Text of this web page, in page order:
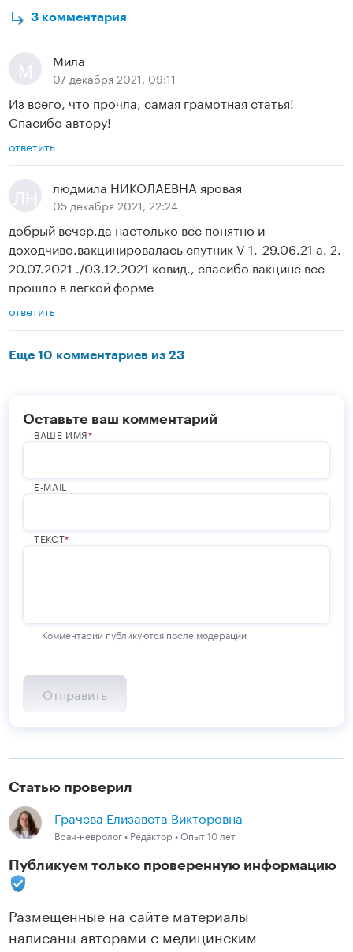
3 комментария
Мила
07 декабря 2021, 09:11
Из всего, что прочла, самая грамотная статья!
Спасибо автору!
ответить
людмила НИКОЛАЕВНА яровая
05 декабря 2021, 22:24
добрый вечер.да настолько все понятно и
доходчиво.вакцинировалась спутник V 1.-29.06.21 а. 2.
20.07.2021 ./03.12.2021 ковид., спасибо вакцине все
прошло в легкой форме
ответить
Еще 10 комментариев из 23
Оставьте ваш комментарий
ВАШЕ ИМЯ
E-MAIL
ТЕКСТ
Комментарии публикуются после модерации
Статью проверил
Грачева Елизавета Викторовна
Врач-невролог • Редактор • Опыт 10 лет
Публикуем только проверенную информацию
Размещенные на сайте материалы
написаны авторами с медицинским